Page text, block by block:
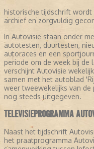
historische tijdschrift
archief en zorgvuldig
In Autovisie staan onder
autotesten, duurtesten,
autoraces en een
periode om de week bij de
verschijnt Autovisie
samen met het autoblad
weer tweewekelijks van
nog steeds uitgegeven.
TELEVISIEPROGRAMMA
Naast het tijdschrift
het praatprogramma